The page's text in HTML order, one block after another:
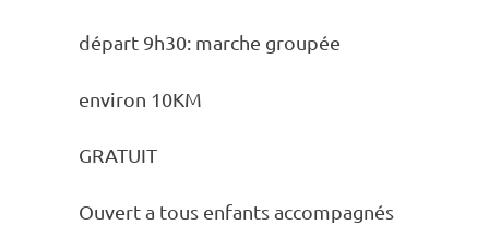
départ 9h30: marche grou­pée
envi­ron 10KM
GRATUIT
Ouvert a tous enfants accom­pa­gnés